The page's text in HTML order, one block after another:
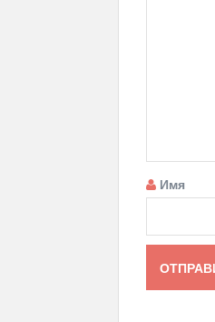
Имя